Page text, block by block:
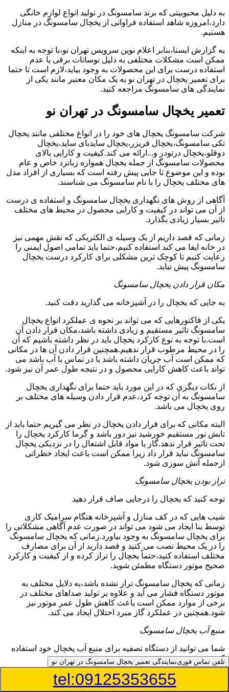
به دلیل محبوبیتی که برند سامسونگ در تولید انواع لوازم خانگی
دارد،امروزه شاهد استفاده فراوانی از یخچال سامسونگ در منازل
هستیم.
به گزارش ایسنا،بنابر اعلام نوین سرویس تهران نو،با توجه به اینکه
ممکن است مشکلات مختلفی به دلیل نوسانات برقی یا عدم
استفاده درست برای این محصولات به وجود بیاید،لازم است تا حتما
برای تعمیر یخچال در تهران نو به یک مکان معتبر مانند یکی از
نمایندگی های سامسونگ مراجعه کنید.
تعمیر یخچال سامسونگ در تهران نو
شرکت سامسونگ یخچال های خود را در انواع مختلفی مانند یخچال
تکی سامسونگ،یخچال فریزر،یخچال سایدبای ساید،یخچال
دوقلو،یخچال درتودر و...ارائه می کند.کیفیت و کارایی بالای
محصولات سامسونگ از جمله یخچال همواره زبانزد خاص و عام
بوده و این موضوع تا جایی پیش رفته است که بسیاری از افراد مدل
های مختلف یخچال را با نام سامسونگ می شناسند.
آگاهی از روش های نگهداری یخچال سامسونگ و استفاده ی درست
از آن می تواند در کیفیت و کارایی محصول در محیط های مختلف
تاثیر بسیار زیادی بگذارد.
زمانی که قصد داریم از یک وسیله ی الکتریکی که نقش مهمی نیز
در خانه ایفا می کند استفاده کنیم،حتما باید تمامی اصول ایمنی را
رعایت کنیم تا کوچک ترین مشکلی برای کارکرد درست یخچال
سامسونگ پیش نیاید.
مکان قرار دادن یخچال سامسونگ
به جایی که یخچال را در آشپزخانه می گذارید دقت کنید.
یکی از فاکتورهایی که می تواند بر نحوه ی عملکرد انواع یخچال
سامسونگ تاثیر مستقیم و زیادی داشته باشد،مکان قرار دادن آن
است.با توجه به نوع کارکرد یخچال باید در نظر داشته باشیم که آن
را در محیط مرطوب قرار ندهیم.همچنین قرار دادن آن ها در مکانی
که ممکن است آب جریان داشته باشد یا در تماس با آب باشد می
تواند باعث کاهش کارایی محصول و در نتیجه طول عمر آن نیز شود.
از نکات دیگری که در این مورد باید حتما برای نگهداری یخچال
سامسونگ به آن توجه کرد،عدم قرار دادن وسیله های مختلف بر
روی یخچال می باشد.
البته مکانی که برای قرار دادن یخچال در نظر می گیریم حتما باید از
تابش نور مستقیم خورشید نیز دور باشد و گرما کارکرد یخچال را
تحت تاثیر قرار ندهد.گاز یا مواد قابل اشتعال را در نزدیکی یخچال
سامسونگ نباید قرار داد زیرا ممکن است باعث ایجاد خطراتی
ازجمله آتش سوزی شود.
تراز بودن یخچال سامسونگ
توجه کنید که یخچال را درجایی صاف قرار دهید
شیب هایی که در کف منازل و آشپزخانه هنگام سرامیک کاری
توسط بنا ایجاد می شود می تواند در صورت عدم آگاهی مشکلاتی را
برای یخچال سامسونگ به وجود بیاورد.زمانی که یخچال سامسونگ
را در یک محیط نصب می کنید و قصد دارید از آن برای مصارف
مختلف استفاده کنید،حتماً یخچال را تراز کرده و از کیفیت و کارکرد
صحیح موتور دستگاه مطمئن شوید.
زمانی که یخچال سامسونگ تراز نشده باشد،به دلایل مختلف به
موتور دستگاه فشار می آید و علاوه بر تولید صداهای مختلف در
برخی از موارد ممکن است باعث کاهش طول عمر موتور نیز
شود.همچنین در عملکرد گاز مبرد اختلال ایجاد می کند.
منبع آب یخچال سامسونگ
شما می توانید از دستگاه تصفیه برای منبع آب یخچال خود استفاده
کنید
در دفترچه راهنمای یخچال سامسونگ قسمت ویژه ای به منبع آب
آن و راهنمایی لازم در زمینه نصب و استفاده از آن اختصاص داده
تلفن تماس فورینمایندگی تعمیر یخچال سامسونگ در تهران نو
tel:09125353655